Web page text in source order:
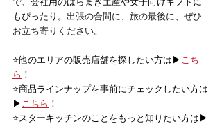
もぴったり。 出張の合間に、旅の最後に、ぜひ
お立ち寄りください。
⭐️他のエリアの販売店舗を探したい方は▶ こち
ら ！
⭐️商品ラインナップを事前にチェックしたい方は
▶ こちら ！
⭐️スターキッチンのことをもっと知りたい方は▶